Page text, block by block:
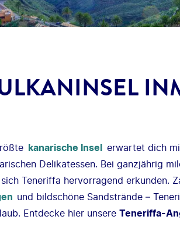
kanarische Insel erwartet dich
Delikatessen. Bei ganzjährig
Teneriffa hervorragend erkunden.
und bildschöne Sandstrände –
Entdecke hier unsere Teneriffa-